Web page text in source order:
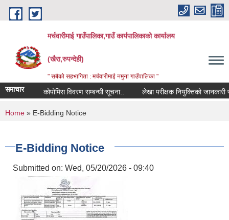
Skip to main content
मर्चवारीमाई गाउँपालिका,गाउँ कार्यपालिकाको कार्यालय
(खैरा,रुपन्देही)
" सबैको सहभागिता : मर्चवारीमाई नमुना गाउँपालिका "
समाचार कोपोमिस विवरण सम्बन्धी सूचना.. लेखा परीक्षक नियुक्तिको जानकारी
You are here
Home » E-Bidding Notice
E-Bidding Notice
Submitted on: Wed, 05/20/2026 - 09:40